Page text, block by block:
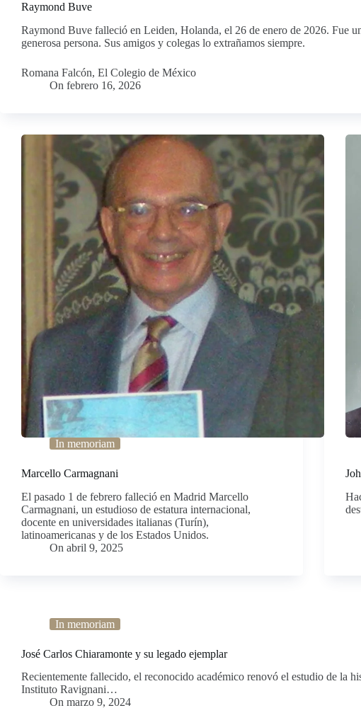
Raymond Buve
Raymond Buve falleció en Leiden, Holanda, el 26 de enero de 2026. Fue
generosa persona. Sus amigos y colegas lo extrañamos siempre.
Romana Falcón, El Colegio de México
On febrero 16, 2026
In memoriam
Marcello Carmagnani
El pasado 1 de febrero falleció en Madrid Marcello
Carmagnani, un estudioso de estatura internacional,
docente en universidades italianas (Turín),
latinoamericanas y de los Estados Unidos.
On abril 9, 2025
In memoriam
José Carlos Chiaramonte y su legado ejemplar
Recientemente fallecido, el reconocido académico renovó el estudio de la
Instituto Ravignani…
On marzo 9, 2024